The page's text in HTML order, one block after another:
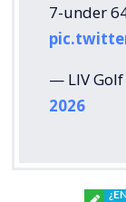
7-under
— LIV Golf
2026